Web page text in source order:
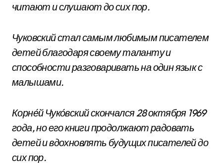
читают и слушают до сих пор.
Чуковский стал самым любимым писателем
детей благодаря своему таланту и
способности разговаривать на один язык с
малышами.
Корне́й Чуко́вский скончался 28 октября 1969
года, но его книги продолжают радовать
детей и вдохновлять будущих писателей до
сих пор.